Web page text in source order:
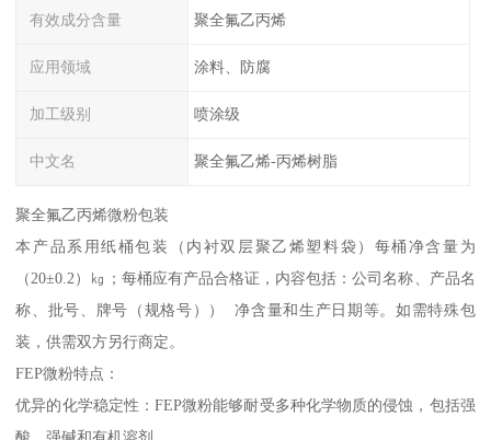
有效成分含量 聚全氟乙丙烯
应用领域 涂料、防腐
加工级别 喷涂级
中文名 聚全氟乙烯-丙烯树脂
聚全氟乙丙烯微粉包装
本产品系用纸桶包装（内衬双层聚乙烯塑料袋）每桶净含量为
（20±0.2）㎏；每桶应有产品合格证，内容包括：公司名称、产品名
称、批号、牌号（规格号）） 净含量和生产日期等。如需特殊包
装，供需双方另行商定。
FEP微粉特点：
优异的化学稳定性：FEP微粉能够耐受多种化学物质的侵蚀，包括强
酸、强碱和有机溶剂。